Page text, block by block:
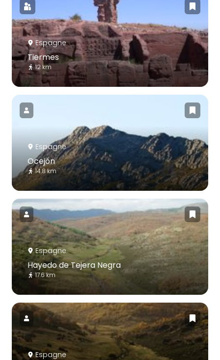
Espagne
Tiermes
12 km
Espagne
Ocejón
14.8 km
Espagne
Hayedo de Tejera Negra
17.6 km
Espagne